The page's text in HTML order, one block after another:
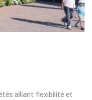
alliant flexibilité et